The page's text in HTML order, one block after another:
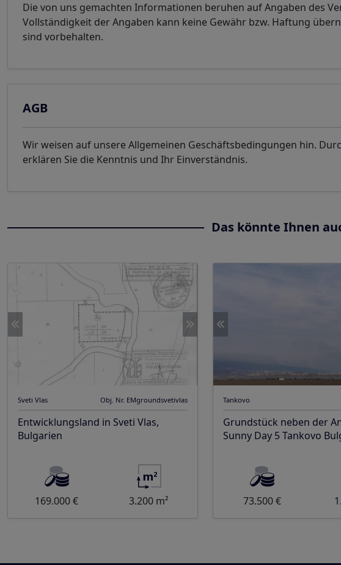
Die von uns gemachten Informationen beruhen auf Angaben des
Vollständigkeit der Angaben kann keine Gewähr bzw. Haftung
sind vorbehalten.
AGB
Wir weisen auf unsere Allgemeinen Geschäftsbedingungen hin.
erklären Sie die Kenntnis und Ihr Einverständnis.
Das könnte Ihnen
Sveti Vlas Obj. Nr. EMgroundsvetivlas
Entwicklungsland in Sveti Vlas,
Bulgarien
169.000 € 3.200 m²
Tankovo
Grundstück neben der
Sunny Day 5 Tankovo
73.500 €